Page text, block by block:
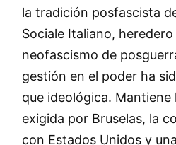
la tradición posfascista
Sociale Italiano,
neofascismo de
gestión en el poder ha
que ideológica.
exigida por Bruselas, la
con Estados Unidos y